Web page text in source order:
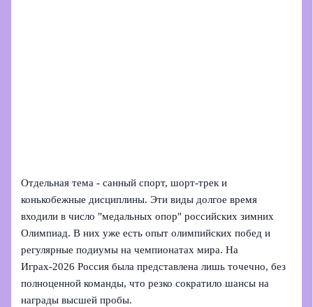
Отдельная тема - санный спорт, шорт‑трек и
конькобежные дисциплины. Эти виды долгое время
входили в число "медальных опор" российских зимних
Олимпиад. В них уже есть опыт олимпийских побед и
регулярные подиумы на чемпионатах мира. На
Играх‑2026 Россия была представлена лишь точечно, без
полноценной команды, что резко сократило шансы на
награды высшей пробы.